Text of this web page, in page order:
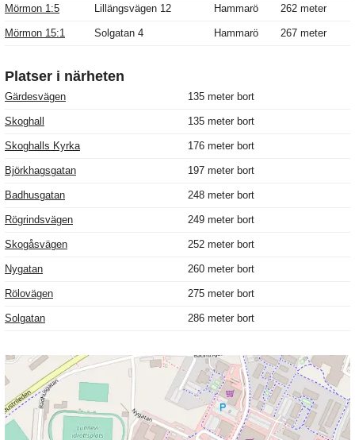
Mörmon 1:5 Lillängsvägen 12 Hammarö 262 meter
Mörmon 15:1 Solgatan 4 Hammarö 267 meter
Platser i närheten
Gärdesvägen 135 meter bort
Skoghall 135 meter bort
Skoghalls Kyrka 176 meter bort
Björkhagsgatan 197 meter bort
Badhusgatan 248 meter bort
Rögrindsvägen 249 meter bort
Skogåsvägen 252 meter bort
Nygatan 260 meter bort
Rölovägen 275 meter bort
Solgatan 286 meter bort